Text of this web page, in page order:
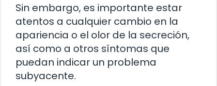
Sin embargo, es importante estar
atentos a cualquier cambio en la
apariencia o el olor de la secreción,
así como a otros síntomas que
puedan indicar un problema
subyacente.